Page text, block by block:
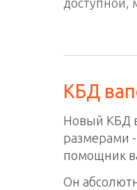
доступной,
КБД
Новый КБД
размерами
помощник
Он